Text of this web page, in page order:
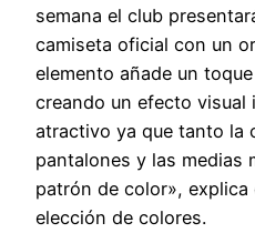
semana el club
camiseta oficial con un
elemento añade un
creando un efecto visual
atractivo ya que tanto la
pantalones y las medias
patrón de color», explica
elección de colores.